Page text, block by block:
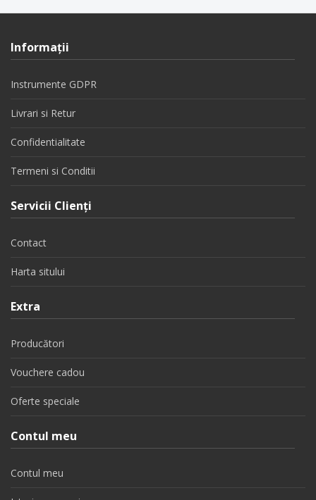
Informaţii
Instrumente GDPR
Livrari si Retur
Confidentialitate
Termeni si Conditii
Servicii Clienţi
Contact
Harta sitului
Extra
Producători
Vouchere cadou
Oferte speciale
Contul meu
Contul meu